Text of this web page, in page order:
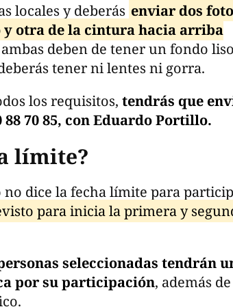
locales y deberás enviar dos
y otra de la cintura hacia arriba
ambas deben de tener un fondo
tener ni lentes ni gorra.
los requisitos, tendrás que
70 85, con Eduardo Portillo.
límite?
dice la fecha límite para
para inicia la primera y
seleccionadas tendrán
por su participación, además